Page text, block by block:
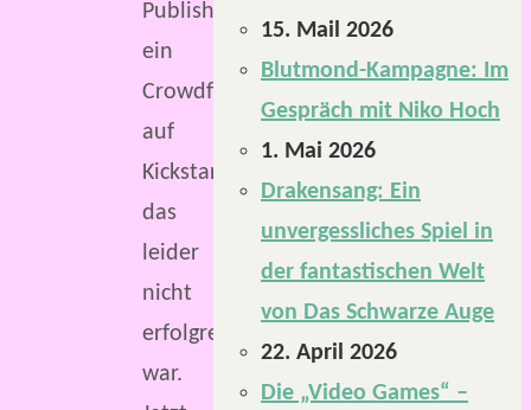
Publisher
ein
Crowdfunding
auf
Kickstarter,
das
leider
nicht
erfolgreich
war.
15. Mail 2026
Blutmond-Kampagne: Im
Gespräch mit Niko Hoch
1. Mai 2026
Drakensang: Ein
unvergessliches Spiel in
der fantastischen Welt
von Das Schwarze Auge
22. April 2026
Die „Video Games“ –